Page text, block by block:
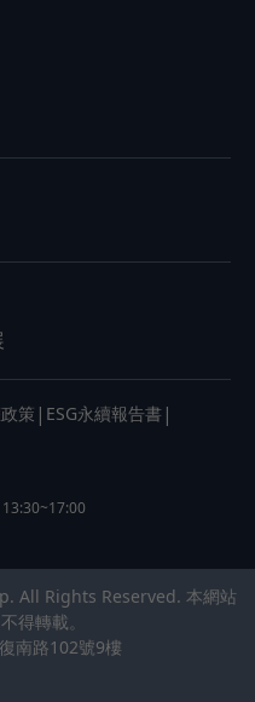
策 | ESG永續報告書 |
All Rights Reserved. 本網站
得轉載。
南路102號9樓